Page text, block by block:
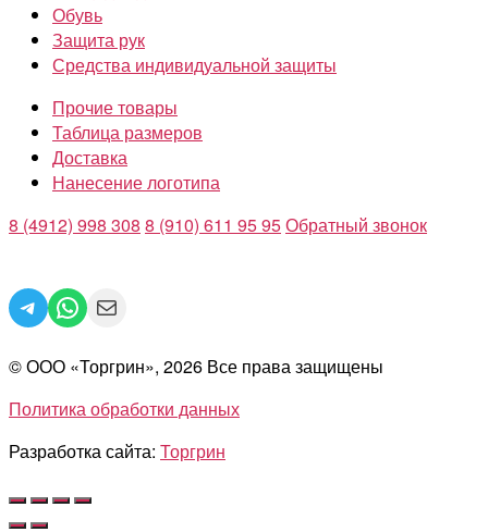
Обувь
Защита рук
Средства индивидуальной защиты
Прочие товары
Таблица размеров
Доставка
Нанесение логотипа
8 (4912) 998 308 8 (910) 611 95 95Обратный звонок
Telegram
WhatsApp
Mail
© ООО «Торгрин», 2026 Все права защищены
Политика обработки данных
Разработка сайта: Торгрин